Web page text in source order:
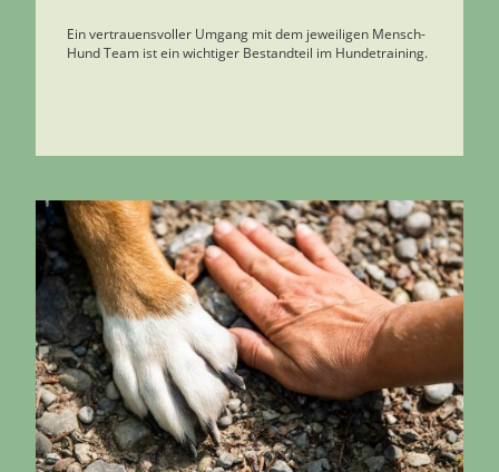
Ein vertrauensvoller Umgang mit dem jeweiligen Mensch-
Hund Team ist ein wichtiger Bestandteil im Hundetraining.